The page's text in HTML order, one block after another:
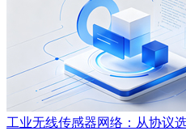
工业无线传感器网络：从协议